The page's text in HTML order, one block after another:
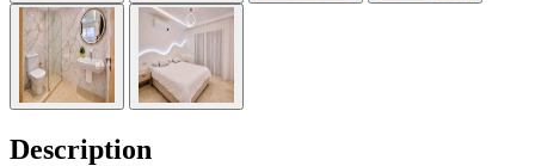
Description